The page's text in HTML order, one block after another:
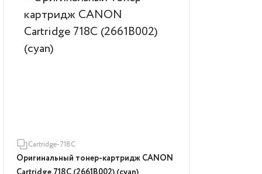
Cartridge-718C
Оригинальный тонер-картридж CANON